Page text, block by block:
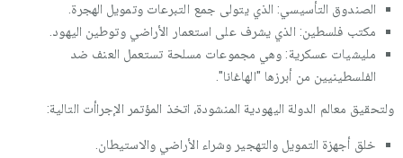
الصندوق التأسيسي: الذي يتولى جمع التبرعات وتمويل الهجرة.
مكتب فلسطين: الذي يشرف على استعمار الأراضي وتوطين اليهود.
مليشيات عسكرية: وهي مجموعات مسلحة تستعمل العنف ضد
الفلسطينيين من أبرزها "الهاغانا".
ولتحقيق معالم الدولة اليهودية المنشودة، اتخذ المؤتمر الإجراأت التالية:
خلق أجهزة التمويل والتهجير وشراء الأراضي والاستيطان.